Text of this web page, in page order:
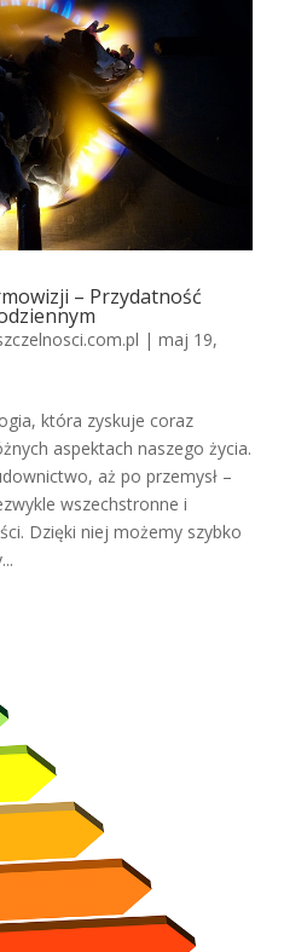
– Przydatność
| maj 19,
która zyskuje coraz
aspektach naszego życia.
aż po przemysł –
wszechstronne i
Dzięki niej możemy szybko